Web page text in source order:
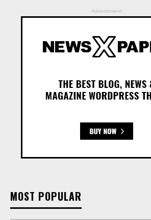
Advertisment
MOST POPULAR